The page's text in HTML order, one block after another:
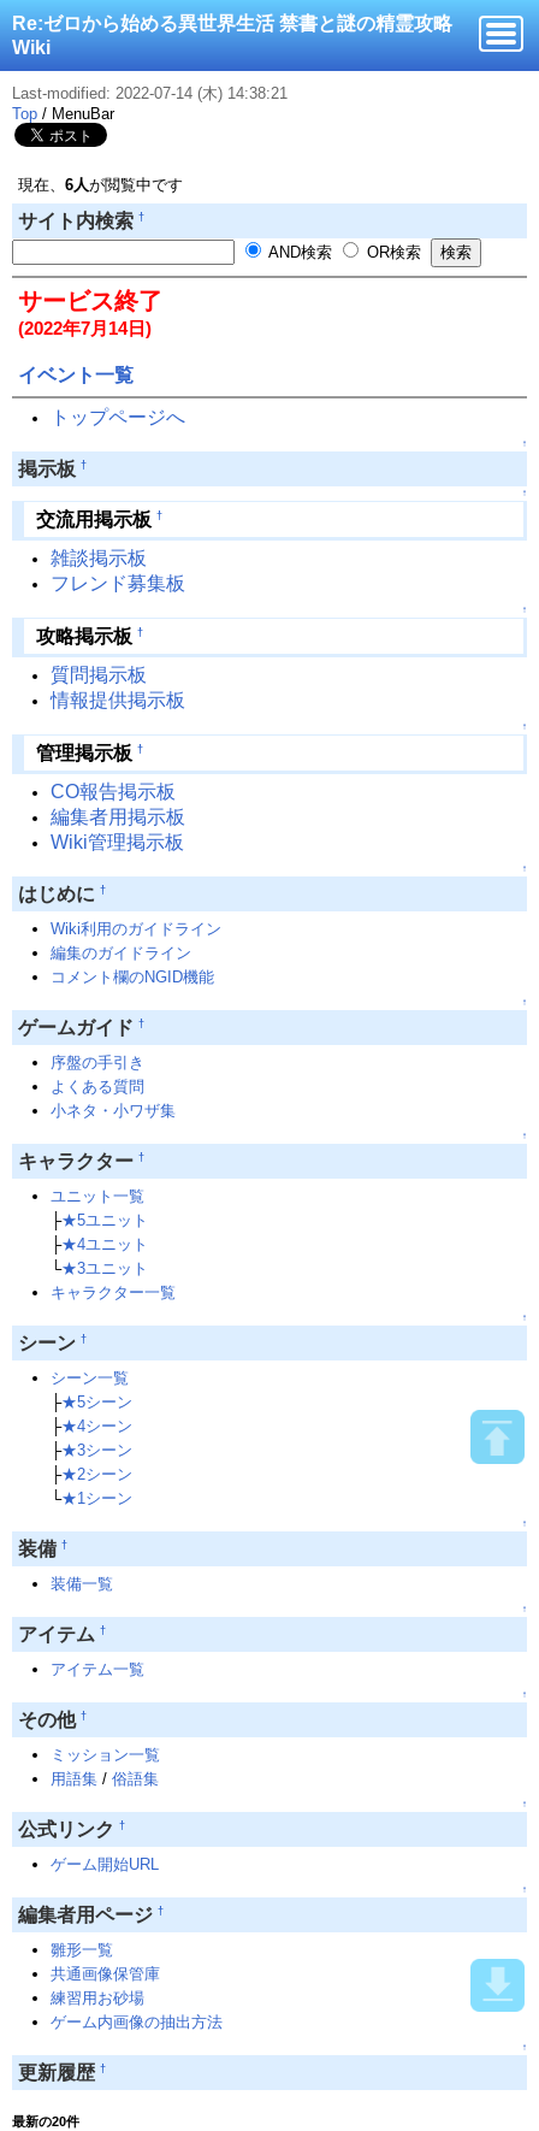
Re:ゼロから始める異世界生活 禁書と謎の精霊攻略
Wiki
Last-modified: 2022-07-14 (木) 14:38:21
Top / MenuBar
現在、 6人が閲覧中です
サイト内検索 †
AND検索 OR検索
サービス終了
(2022年7月14日)
イベント一覧
トップページへ
↑
掲示板 †
↑
交流用掲示板 †
雑談掲示板
フレンド募集板
↑
攻略掲示板 †
質問掲示板
情報提供掲示板
↑
管理掲示板 †
CO報告掲示板
編集者用掲示板
Wiki管理掲示板
↑
はじめに †
Wiki利用のガイドライン
編集のガイドライン
コメント欄のNGID機能
↑
ゲームガイド †
序盤の手引き
よくある質問
小ネタ・小ワザ集
↑
キャラクター †
ユニット一覧
├★5ユニット
├★4ユニット
└★3ユニット
キャラクター一覧
↑
シーン †
シーン一覧
├★5シーン
├★4シーン
├★3シーン
├★2シーン
└★1シーン
↑
装備 †
装備一覧
↑
アイテム †
アイテム一覧
↑
その他 †
ミッション一覧
用語集 / 俗語集
↑
公式リンク †
ゲーム開始URL
↑
編集者用ページ †
雛形一覧
共通画像保管庫
練習用お砂場
ゲーム内画像の抽出方法
↑
更新履歴 †
最新の20件